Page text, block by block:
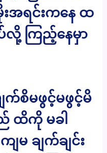
းအရင်းကနေ ထ
ကြည့်နေမှာ
က်စိမဖွင့်မဖွင့်မိ
ထိကို မခါ
မ ချက်ချင်း